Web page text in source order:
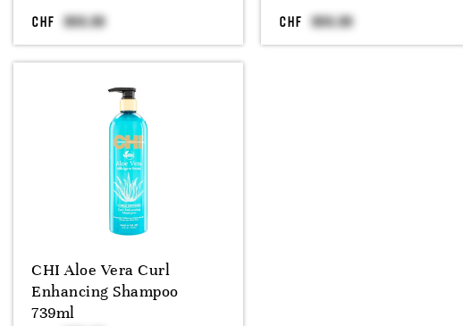
CHF CHF
CHI Aloe Vera Curl
Enhancing Shampoo
739ml